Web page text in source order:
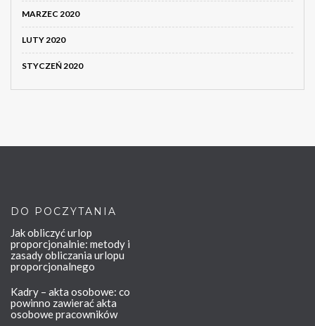
MARZEC 2020
LUTY 2020
STYCZEŃ 2020
DO POCZYTANIA
Jak obliczyć urlop
proporcjonalnie: metody i
zasady obliczania urlopu
proporcjonalnego
Kadry – akta osobowe: co
powinno zawierać akta
osobowe pracowników